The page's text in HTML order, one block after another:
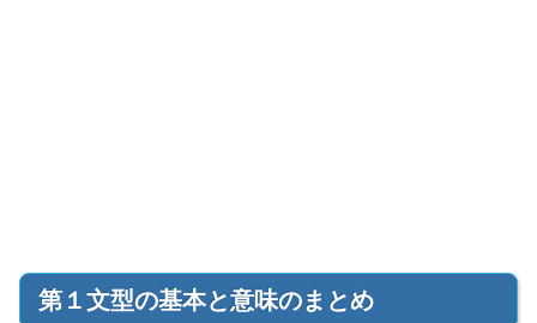
第１文型の基本と意味のまとめ